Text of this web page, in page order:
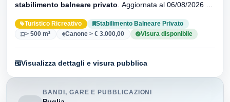
stabilimento balneare privato
Turistico Ricreativo
Stabilimento Balneare Privato
> 500 m²
Canone > € 3.000,00 Visura disponibile
Visualizza dettagli e visura pubblica
BANDI, GARE E PUBBLICAZIONI